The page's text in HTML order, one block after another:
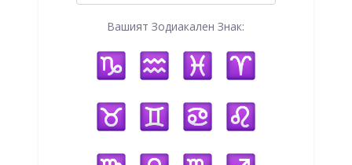
Вашият Зодиакален Знак: